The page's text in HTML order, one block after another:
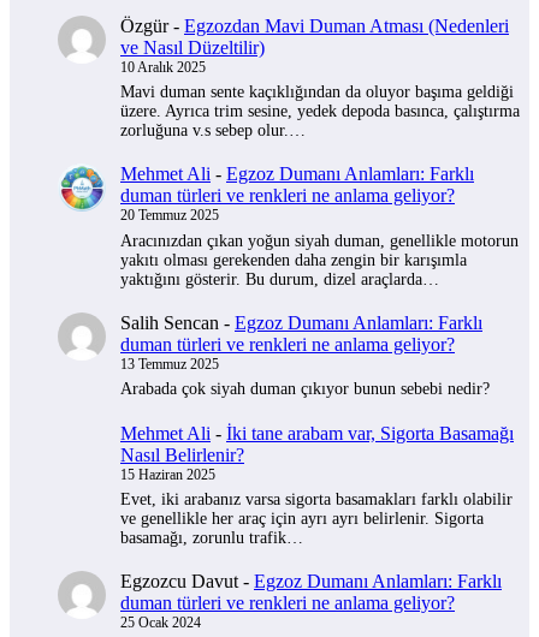
Özgür- Egzozdan Mavi Duman Atması (Nedenleri
ve Nasıl Düzeltilir)
10 Aralık 2025
Mavi duman sente kaçıklığından da oluyor başıma geldiği
üzere. Ayrıca trim sesine, yedek depoda basınca, çalıştırma
zorluğuna v.s sebep olur.…
Mehmet Ali - Egzoz Dumanı Anlamları: Farklı
duman türleri ve renkleri ne anlama geliyor?
20 Temmuz 2025
Aracınızdan çıkan yoğun siyah duman, genellikle motorun
yakıtı olması gerekenden daha zengin bir karışımla
yaktığını gösterir. Bu durum, dizel araçlarda…
Salih Sencan - Egzoz Dumanı Anlamları: Farklı
duman türleri ve renkleri ne anlama geliyor?
13 Temmuz 2025
Arabada çok siyah duman çıkıyor bunun sebebi nedir?
Mehmet Ali - İki tane arabam var, Sigorta Basamağı
Nasıl Belirlenir?
15 Haziran 2025
Evet, iki arabanız varsa sigorta basamakları farklı olabilir
ve genellikle her araç için ayrı ayrı belirlenir. Sigorta
basamağı, zorunlu trafik…
Egzozcu Davut - Egzoz Dumanı Anlamları: Farklı
duman türleri ve renkleri ne anlama geliyor?
25 Ocak 2024